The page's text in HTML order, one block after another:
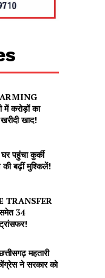
करोड़ों का
खरीदी खाद!
पहुंचा कुर्की
की बढ़ीं मुश्किलें!
TRANSFER
34
महतारी
ने सरकार को